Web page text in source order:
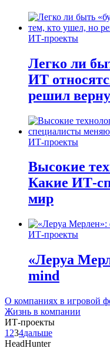
ИТ-проекты
Легко ли
ИТ
решил
ИТ-проекты
Высокие
Какие ИТ-
мир
ИТ-проекты
«Леруа
mind
О компаниях в игровой
Жизнь в компании
ИТ-проекты
1 234дальше
HeadHunter